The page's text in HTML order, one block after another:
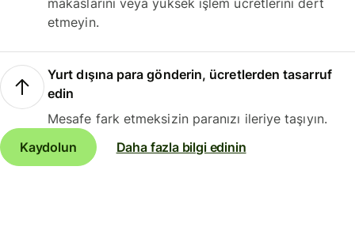
makaslarını veya yüksek işlem ücretlerini dert
etmeyin.
Yurt dışına para gönderin, ücretlerden tasarruf
edin
Mesafe fark etmeksizin paranızı ileriye taşıyın.
Kaydolun
Daha fazla bilgi edinin